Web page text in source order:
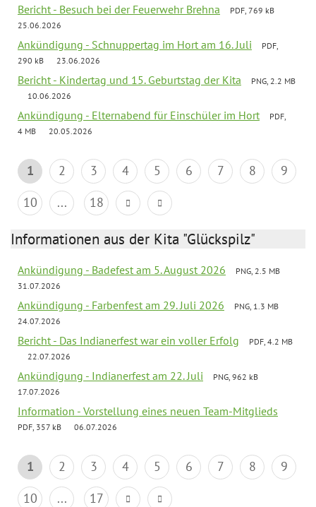
Bericht - Besuch bei der Feuerwehr Brehna
PDF, 769 kB
25.06.2026
Ankündigung - Schnuppertag im Hort am 16. Juli
PDF,
290 kB
23.06.2026
Bericht - Kindertag und 15. Geburtstag der Kita
PNG, 2.2 MB
10.06.2026
Ankündigung - Elternabend für Einschüler im Hort
PDF,
4 MB
20.05.2026
1 2 3 4 5 6 7 8
9
10
... 18
Informationen aus der Kita "Glückspilz"
Ankündigung - Badefest am 5. August 2026
PNG, 2.5 MB
31.07.2026
Ankündigung - Farbenfest am 29. Juli 2026
PNG, 1.3 MB
24.07.2026
Bericht - Das Indianerfest war ein voller Erfolg
PDF, 4.2 MB
22.07.2026
Ankündigung - Indianerfest am 22. Juli
PNG, 962 kB
17.07.2026
Information - Vorstellung eines neuen Team-Mitglieds
PDF, 357 kB 06.07.2026
1 2 3 4 5 6 7 8
9
10
... 17